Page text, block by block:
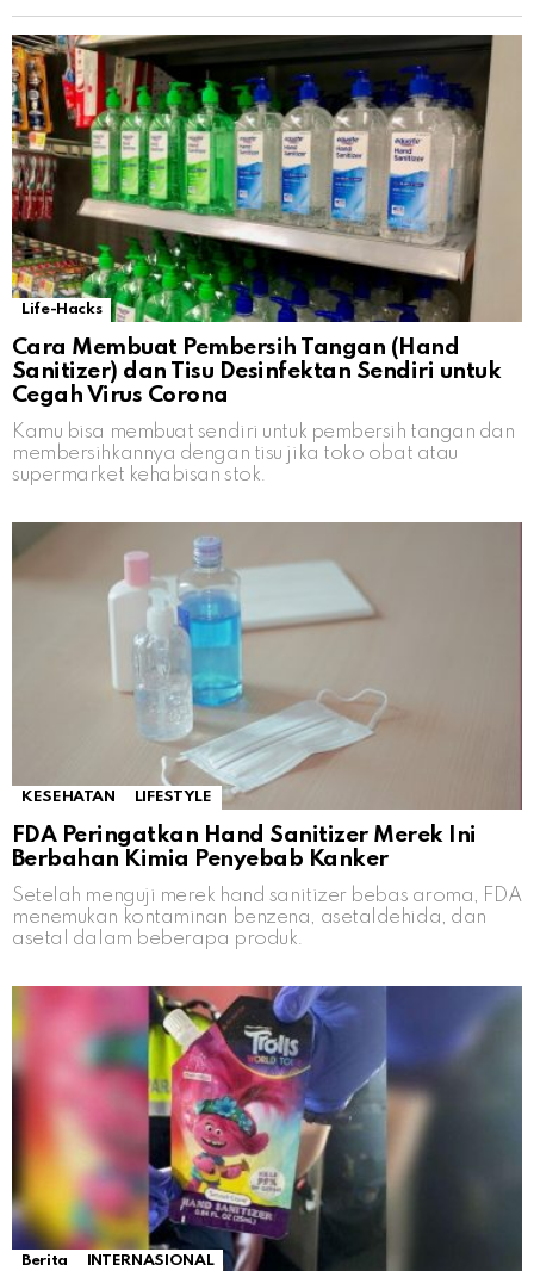
Life-Hacks
Cara Membuat Pembersih Tangan (Hand
Sanitizer) dan Tisu Desinfektan Sendiri untuk
Cegah Virus Corona
Kamu bisa membuat sendiri untuk pembersih tangan dan
membersihkannya dengan tisu jika toko obat atau
supermarket kehabisan stok.
KESEHATAN LIFESTYLE
FDA Peringatkan Hand Sanitizer Merek Ini
Berbahan Kimia Penyebab Kanker
Setelah menguji merek hand sanitizer bebas aroma, FDA
menemukan kontaminan benzena, asetaldehida, dan
asetal dalam beberapa produk.
Berita INTERNASIONAL